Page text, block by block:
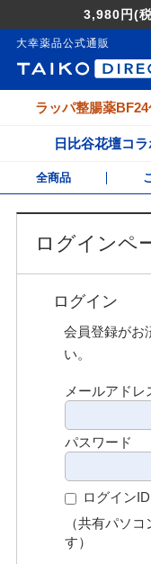
3,980円(
大幸薬品公式通販
ラッパ整腸薬
日比谷花壇コ
全商品
ログインペ
ログイン
会員登録がお
い。
メールアドレ
パスワード
ログイン
（共有パソ
す）